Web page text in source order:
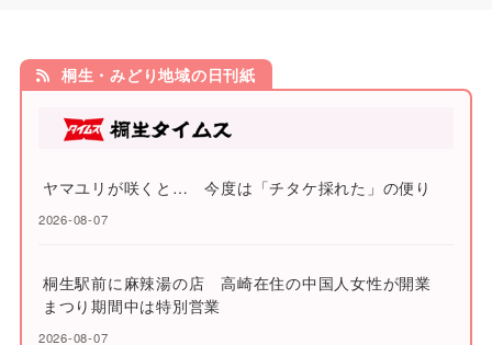
桐生・みどり地域の日刊紙
ヤマユリが咲くと… 今度は「チタケ採れた」の便り
2026-08-07
桐生駅前に麻辣湯の店 高崎在住の中国人女性が開業
まつり期間中は特別営業
2026-08-07